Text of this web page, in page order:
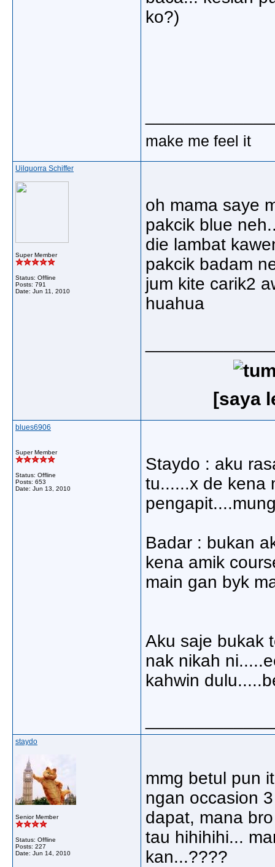
ko?)
make me feel it
Uilquorra Schiffer
Super Member
Status: Offline
Posts: 791
Date: Jun 11, 2010
oh mama saye
pakcik blue
die lambat
pakcik badam
jum kite carik2
huahua
[saya
blues6906
Super Member
Status: Offline
Posts: 653
Date: Jun 13, 2010
Staydo : aku
tu......x de kena
Badar : bukan
kena amik
main gan byk
Aku saje bukak
nak nikah
kahwin
staydo
Senior Member
Status: Offline
Posts: 227
Date: Jun 14, 2010
mmg betul pun
ngan occasion
dapat, mana
tau hihihihi...
kan...????